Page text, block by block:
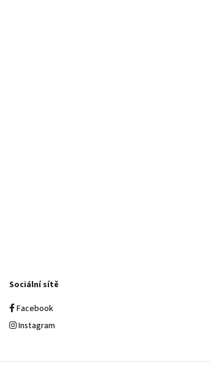
Sociální sítě
Facebook
Instagram